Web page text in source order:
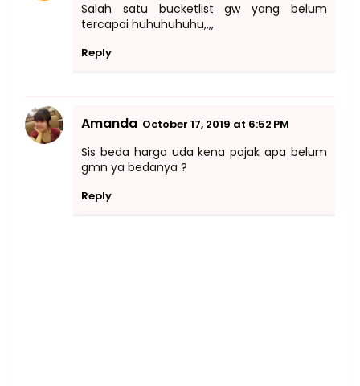
Salah satu bucketlist gw yang belum
tercapai huhuhuhuhu,,,,
Reply
Amanda October 17, 2019 at 6:52 PM
Sis beda harga uda kena pajak apa belum
gmn ya bedanya ?
Reply